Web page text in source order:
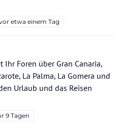
etwa einem Tag
Foren über Gran Canaria,
und
Urlaub und das Reisen
9 Tagen